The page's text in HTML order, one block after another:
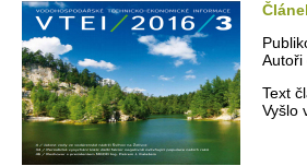
Autoři
Text
Vyšlo